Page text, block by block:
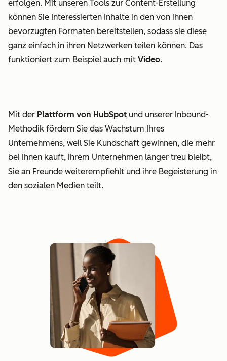
erfolgen. Mit unseren Tools zur Content-Erstellung
können Sie Interessierten Inhalte in den von ihnen
bevorzugten Formaten bereitstellen, sodass sie diese
ganz einfach in ihren Netzwerken teilen können. Das
funktioniert zum Beispiel auch mit Video.
Mit der Plattform von HubSpot und unserer Inbound-
Methodik fördern Sie das Wachstum Ihres
Unternehmens, weil Sie Kundschaft gewinnen, die mehr
bei Ihnen kauft, Ihrem Unternehmen länger treu bleibt,
Sie an Freunde weiterempfiehlt und ihre Begeisterung in
den sozialen Medien teilt.